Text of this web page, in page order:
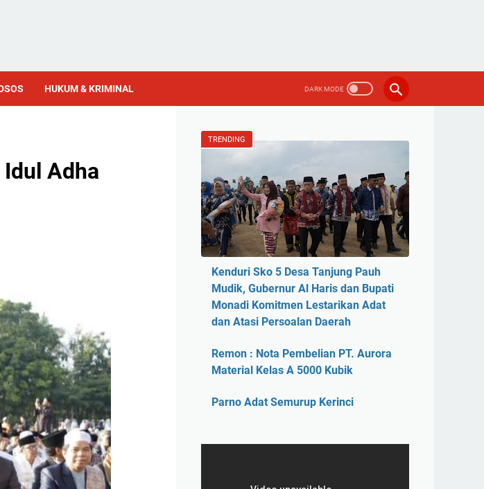
HUKUM & KRIMINAL
Adha
TRENDING
Kenduri Sko 5 Desa Tanjung Pauh
Mudik, Gubernur Al Haris dan Bupati
Monadi Komitmen Lestarikan Adat
dan Atasi Persoalan Daerah
Remon : Nota Pembelian PT. Aurora
Material Kelas A 5000 Kubik
Parno Adat Semurup Kerinci